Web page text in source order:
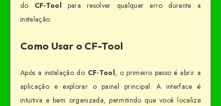
do CF-Toolpara resolver qualquer erro durante a
instalação.
Como Usar o CF-Tool
Após a instalação do CF-Tool, o primeiro passo é abrir a
aplicação e explorar o painel principal. A interface é
intuitiva e bem organizada, permitindo que você localize